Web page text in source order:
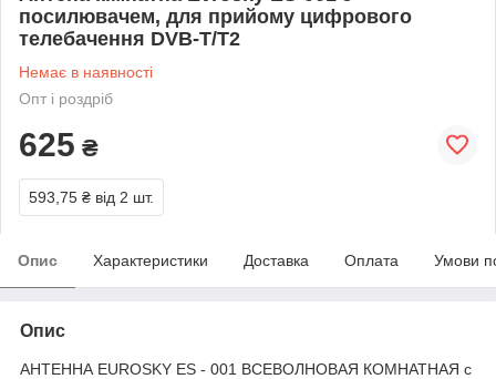
посилювачем, для прийому цифрового
телебачення DVB-T/T2
Немає в наявності
Опт і роздріб
625 ₴
593,75 ₴ від 2 шт.
Опис Характеристики Доставка Оплата Умови
Опис
АНТЕННА EUROSKY ES - 001 ВСЕВОЛНОВАЯ КОМНАТНАЯ с